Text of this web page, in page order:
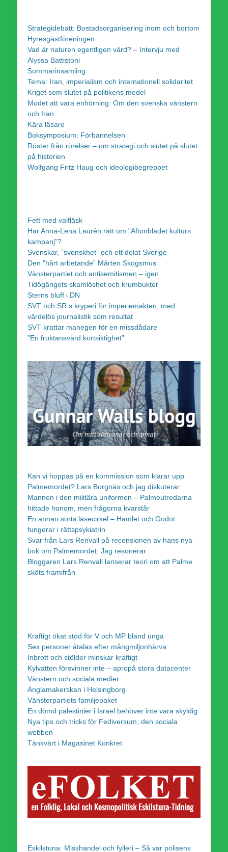
Strategidebatt: Bostadsorganisering inom och bortom
Hyresgästföreningen
Vad är naturen egentligen värd? – Intervju med
Alyssa Battistoni
Sommarinsamling
Tema: Iran, imperialism och internationell solidaritet
Kriget som slutet på politikens medel
Modet att vara enhörning: Om den svenska vänstern
och Iran
Kära läsare
Boksymposium: Förbannelsen
Röster från rörelser – om strategi och slutet på slutet
på historien
Wolfgang Fritz Haug och ideologibegreppet
Fett med valfläsk
Har Anna-Lena Laurén rätt om ”Aftonbladet kulturs
kampanj”?
Svenskar, ”svenskhet” och ett delat Sverige
Den ”hårt arbetande” Mårten Skogsmus
Vänsterpartiet och antisemitismen – igen.
Tidögängets skamlöshet och krumbukter
Sterns bluff i DN
SVT och SR:s kryperi för imperiemakten, med
värdelös journalistik som resultat
SVT krattar manegen för en missdådare
”En fruktansvärd kortsiktighet”
Kan vi hoppas på en kommission som klarar upp
Palmemordet? Lars Borgnäs och jag diskuterar
Mannen i den militära uniformen – Palmeutredarna
hittade honom, men frågorna kvarstår
En annan sorts läsecirkel – Hamlet och Godot
fungerar i rättspsykiatrin
Svar från Lars Renvall på recensionen av hans nya
bok om Palmemordet: Jag resonerar
Bloggaren Lars Renvall lanserar teori om att Palme
sköts framifrån
Kraftigt ökat stöd för V och MP bland unga
Sex personer åtalas efter mångmiljonhärva
Inbrott och stölder minskar kraftigt
Kylvatten försvinner inte – apropå stora datacenter
Vänstern och sociala medier
Änglamakerskan i Helsingborg
Vänsterpartiets familjepaket
En dömd palestinier i Israel behöver inte vara skyldig
Nya tips och tricks för Fediversum, den sociala
webben
Tänkvärt i Magasinet Konkret
Eskilstuna: Misshandel och fylleri – Så var polisens